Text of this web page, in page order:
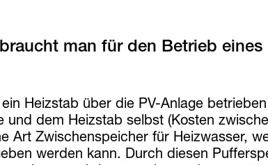
man für den Betrieb
Heizstab über die PV-Anlage
und dem Heizstab selbst (Kosten
Art Zwischenspeicher für Heizwasser,
werden kann. Durch diesen